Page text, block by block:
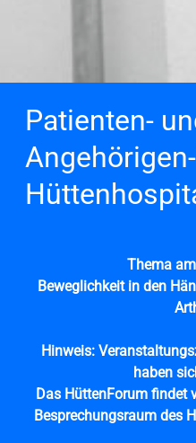
Patienten-
Thema
Beweglichkeit in den
Hinweis:
haben
Das HüttenForum findet
Besprechungsraum des